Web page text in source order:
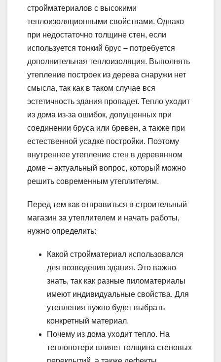
стройматериалов с высокими
теплоизоляционными свойствами. Однако
при недостаточно толщине стен, если
используется тонкий брус – потребуется
дополнительная теплоизоляция. Выполнять
утепление построек из дерева снаружи нет
смысла, так как в таком случае вся
эстетичность здания пропадет. Тепло уходит
из дома из-за ошибок, допущенных при
соединении бруса или бревен, а также при
естественной усадке постройки. Поэтому
внутреннее утепление стен в деревянном
доме – актуальный вопрос, который можно
решить современным утеплителям.
Перед тем как отправиться в строительный
магазин за утеплителем и начать работы,
нужно определить:
Какой стройматериал использовался
для возведения здания. Это важно
знать, так как разные пиломатериалы
имеют индивидуальные свойства. Для
утепления нужно будет выбрать
конкретный материал.
Почему из дома уходит тепло. На
теплопотери влияет толщина стеновых